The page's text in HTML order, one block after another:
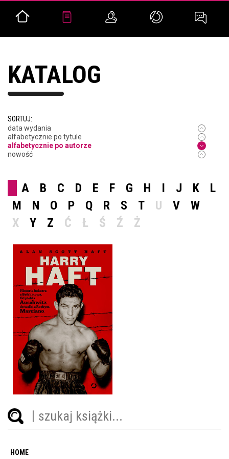
KATALOG
SORTUJ:
data wydania
alfabetycznie po tytule
alfabetycznie po autorze
nowość
A B C D E F G H I J K
L
M
N O P Q R S T U V
W
X
Y Z Ć Ł Ś Ź Ż
HARRY HAFT
ALAN SCOTT HAFT
OPRAWA TWARDA
39,90 ZŁ
HOME